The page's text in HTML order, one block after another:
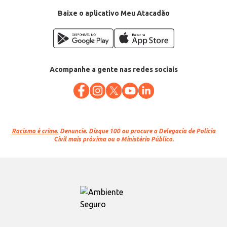
Baixe o aplicativo Meu Atacadão
Acompanhe a gente nas redes sociais
Racismo é crime. Denuncie. Disque 100 ou procure a Delegacia de Polícia
Civil mais próxima ou o Ministério Público.